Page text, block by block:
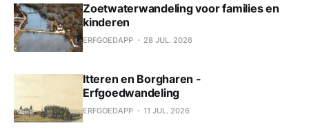
Zoetwaterwandeling voor families en
kinderen
ERFGOEDAPP 28 JUL. 2026
Itteren en Borgharen -
Erfgoedwandeling
ERFGOEDAPP 11 JUL. 2026